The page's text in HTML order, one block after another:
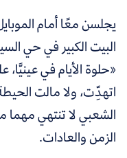
يجلسن معًا أمام
البيت الكبير في حي
«حلوة الأيام في
اتهدِّت، ولا مالت
الشعبي لا تنتهي مهما
الزمن والعادات.